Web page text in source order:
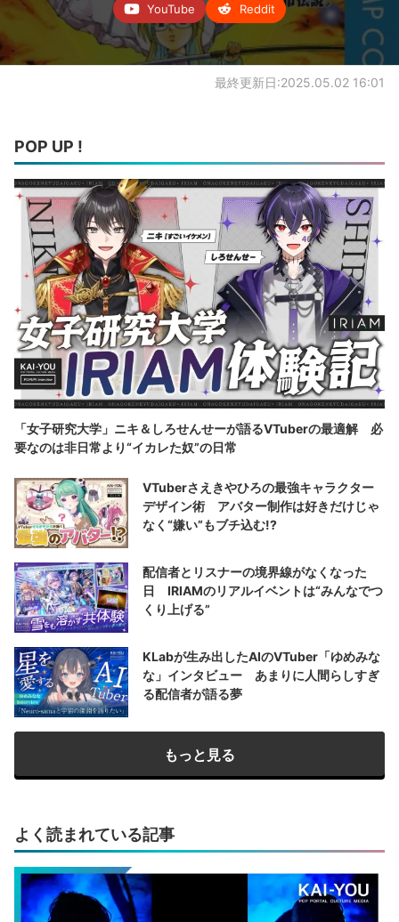
YouTube
Reddit
最終更新日:2025.05.02 16:01
POP UP !
「女子研究大学」ニキ＆しろせんせーが語るVTuberの最適解 必
要なのは非日常より“イカレた奴”の日常
VTuberさえきやひろの最強キャラクター
デザイン術 アバター制作は好きだけじゃ
なく“嫌い”もブチ込む!?
配信者とリスナーの境界線がなくなった
日 IRIAMのリアルイベントは“みんなでつ
くり上げる”
KLabが生み出したAIのVTuber「ゆめみな
な」インタビュー あまりに人間らしすぎ
る配信者が語る夢
もっと見る
よく読まれている記事